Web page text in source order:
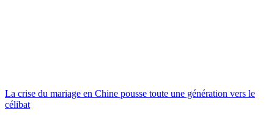
La crise du mariage en Chine pousse toute une génération vers le
célibat